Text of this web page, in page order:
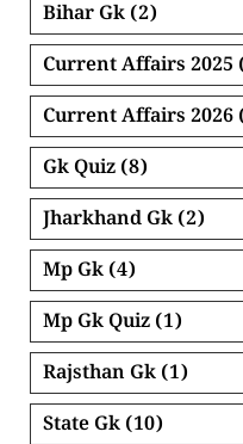
Bihar Gk (2)
Current Affairs 2025
Current Affairs 2026
Gk Quiz (8)
Jharkhand Gk (2)
Mp Gk (4)
Mp Gk Quiz (1)
Rajsthan Gk (1)
State Gk (10)